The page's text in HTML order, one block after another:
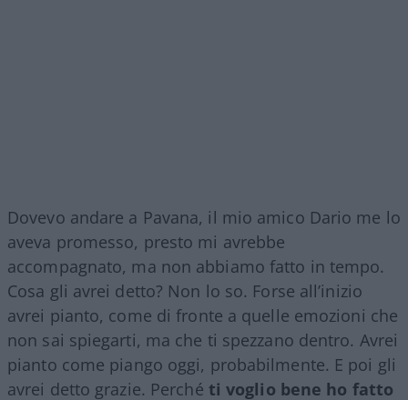
Dovevo andare a Pavana, il mio amico Dario me lo
aveva promesso, presto mi avrebbe
accompagnato, ma non abbiamo fatto in tempo.
Cosa gli avrei detto? Non lo so. Forse all’inizio
avrei pianto, come di fronte a quelle emozioni che
non sai spiegarti, ma che ti spezzano dentro. Avrei
pianto come piango oggi, probabilmente. E poi gli
avrei detto grazie. Perché ti voglio bene ho fatto